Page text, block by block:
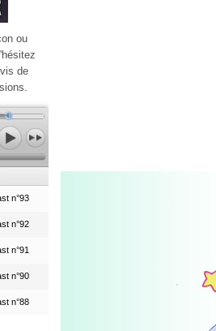
ou
de
n°93
n°92
n°91
n°90
n°88